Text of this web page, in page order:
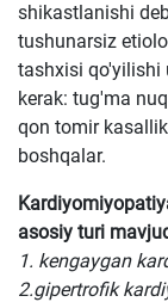
shikastlanishi
tushunarsiz
tashxisi qo'yilishi
kerak: tug'ma
qon tomir
boshqalar.
asosiy turi
1. kengaygan
2.gipertrofik